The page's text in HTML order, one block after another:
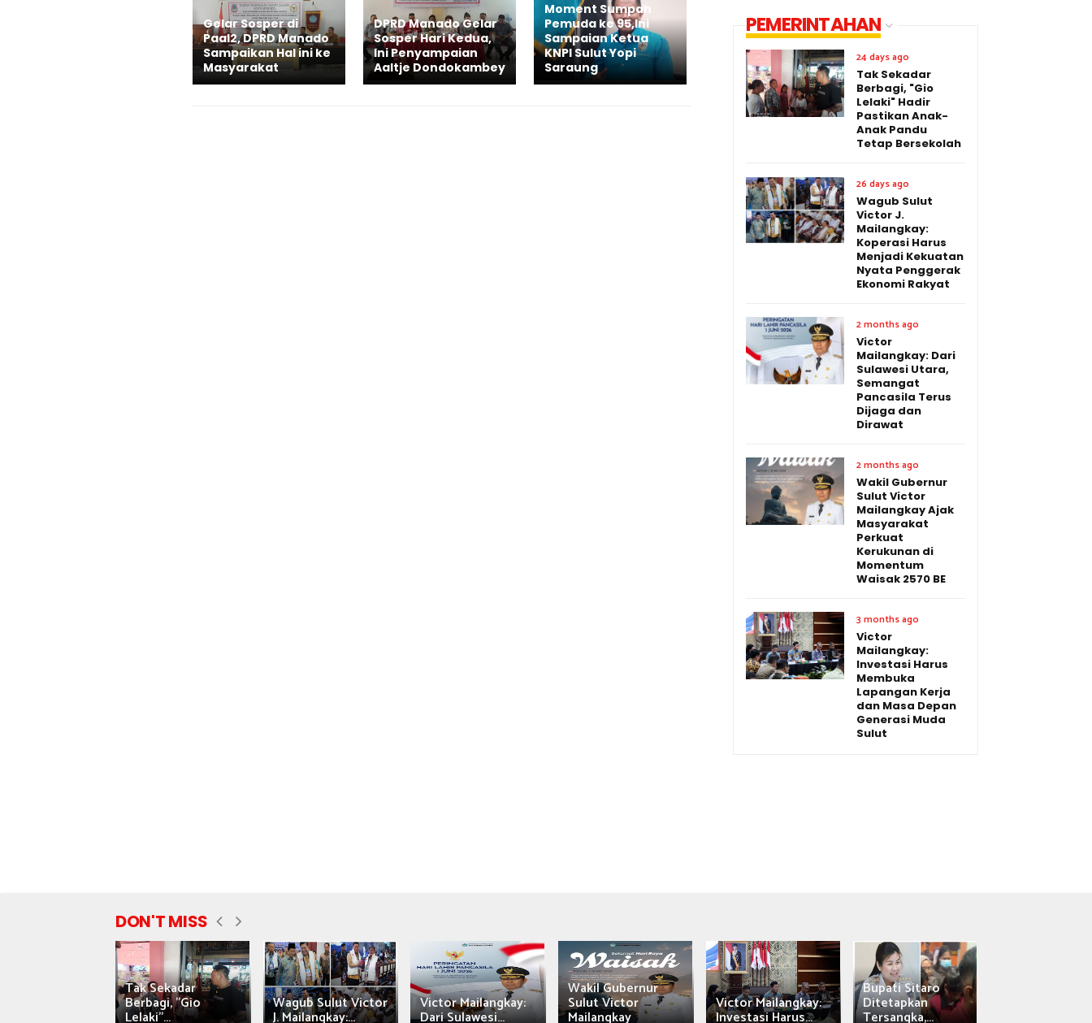
Gelar Sosper di
Paal2, DPRD Manado
Sampaikan Hal ini ke
Masyarakat
DPRD Manado Gelar
Sosper Hari Kedua,
Ini Penyampaian
Aaltje Dondokambey
Moment Sumpah
Pemuda ke 95,Ini
Sampaian Ketua
KNPI Sulut Yopi
Saraung
PEMERINTAHAN
24 days ago
Tak Sekadar
Berbagi, "Gio
Lelaki" Hadir
Pastikan Anak-
Anak Pandu
Tetap Bersekolah
26 days ago
Wagub Sulut
Victor J.
Mailangkay:
Koperasi Harus
Menjadi Kekuatan
Nyata Penggerak
Ekonomi Rakyat
2 months ago
Victor
Mailangkay: Dari
Sulawesi Utara,
Semangat
Pancasila Terus
Dijaga dan
Dirawat
2 months ago
Wakil Gubernur
Sulut Victor
Mailangkay Ajak
Masyarakat
Perkuat
Kerukunan di
Momentum
Waisak 2570 BE
3 months ago
Victor
Mailangkay:
Investasi Harus
Membuka
Lapangan Kerja
dan Masa Depan
Generasi Muda
Sulut
DON'T MISS
Tak Sekadar
Berbagi, "Gio
Lelaki"...
Wagub Sulut Victor
J. Mailangkay:...
Victor Mailangkay:
Dari Sulawesi...
Wakil Gubernur
Sulut Victor
Mailangkay
Victor Mailangkay:
Investasi Harus...
Bupati Sitaro
Ditetapkan
Tersangka,...